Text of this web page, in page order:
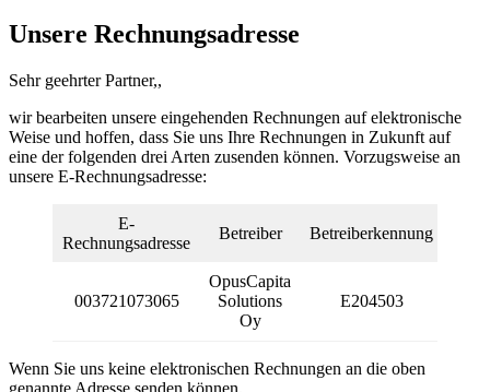
Unsere Rechnungsadresse
Sehr geehrter Partner,,
wir bearbeiten unsere eingehenden Rechnungen auf elektronische
Weise und hoffen, dass Sie uns Ihre Rechnungen in Zukunft auf
eine der folgenden drei Arten zusenden können. Vorzugsweise an
unsere E-Rechnungsadresse:
E-
Rechnungsadresse
Betreiber Betreiberkennung
003721073065
OpusCapita
Solutions
Oy
E204503
Wenn Sie uns keine elektronischen Rechnungen an die oben